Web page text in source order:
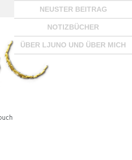
NEUSTER BEITRAG
NOTIZBÜCHER
ÜBER LJUNO UND ÜBER MICH